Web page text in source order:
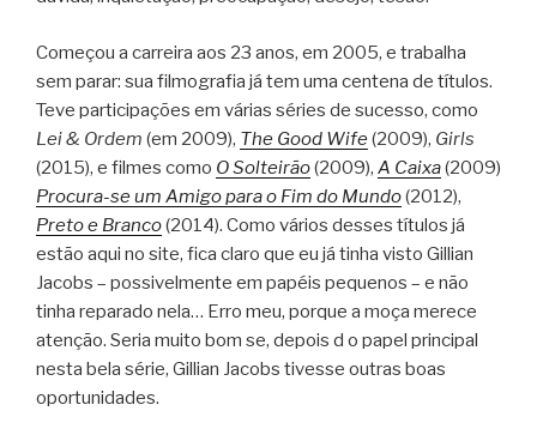
Começou a carreira aos 23 anos, em 2005, e trabalha
sem parar: sua filmografia já tem uma centena de títulos.
Teve participações em várias séries de sucesso, como
Lei & Ordem (em 2009), The Good Wife(2009), Girls
(2015), e filmes como O Solteirão(2009), A Caixa(2009)
Procura-se um Amigo para o Fim do Mundo(2012),
Preto e Branco(2014). Como vários desses títulos já
estão aqui no site, fica claro que eu já tinha visto Gillian
Jacobs – possivelmente em papéis pequenos – e não
tinha reparado nela… Erro meu, porque a moça merece
atenção. Seria muito bom se, depois d o papel principal
nesta bela série, Gillian Jacobs tivesse outras boas
oportunidades.